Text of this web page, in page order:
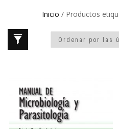
Inicio / Productos